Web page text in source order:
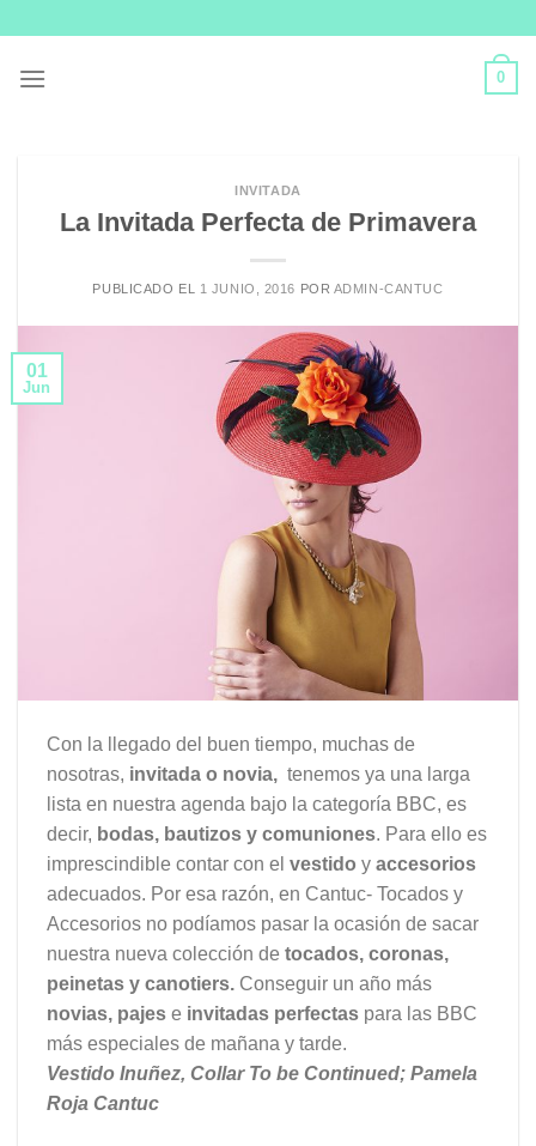
content
0
INVITADA
La Invitada Perfecta de Primavera
PUBLICADO EL 1 JUNIO, 2016 POR ADMIN-CANTUC
01
Jun
Con la llegado del buen tiempo, muchas de
nosotras, invitada o novia, tenemos ya una larga
lista en nuestra agenda bajo la categoría BBC, es
decir, bodas, bautizos y comuniones. Para ello es
imprescindible contar con el vestido y accesorios
adecuados. Por esa razón, en Cantuc- Tocados y
Accesorios no podíamos pasar la ocasión de sacar
nuestra nueva colección de tocados, coronas,
peinetas y canotiers. Conseguir un año más
novias, pajes e invitadas perfectas para las BBC
más especiales de mañana y tarde.
Vestido Inuñez, Collar To be Continued; Pamela
Roja Cantuc